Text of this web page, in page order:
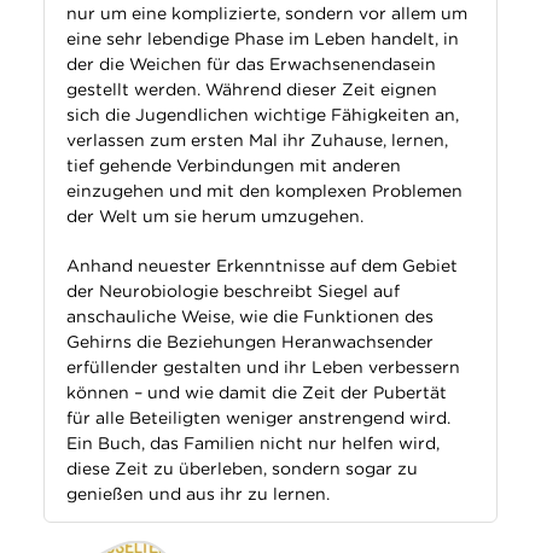
nur um eine komplizierte, sondern vor allem um
eine sehr lebendige Phase im Leben handelt, in
der die Weichen für das Erwachsenendasein
gestellt werden. Während dieser Zeit eignen
sich die Jugendlichen wichtige Fähigkeiten an,
verlassen zum ersten Mal ihr Zuhause, lernen,
tief gehende Verbindungen mit anderen
einzugehen und mit den komplexen Problemen
der Welt um sie herum umzugehen.
Anhand neuester Erkenntnisse auf dem Gebiet
der Neurobiologie beschreibt Siegel auf
anschauliche Weise, wie die Funktionen des
Gehirns die Beziehungen Heranwachsender
erfüllender gestalten und ihr Leben verbessern
können – und wie damit die Zeit der Pubertät
für alle Beteiligten weniger anstrengend wird.
Ein Buch, das Familien nicht nur helfen wird,
diese Zeit zu überleben, sondern sogar zu
genießen und aus ihr zu lernen.